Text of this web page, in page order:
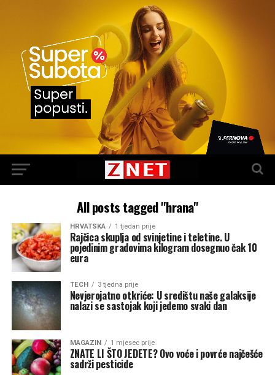
All posts tagged "hrana"
HRVATSKA 1 tjedan prije
Rajčica skuplja od svinjetine i teletine. U
pojedinim gradovima kilogram dosegnuo čak 10
eura
TECH 3 tjedna prije
Nevjerojatno otkriće: U središtu naše galaksije
nalazi se sastojak koji jedemo svaki dan
MAGAZIN 1 mjesec prije
ZNATE LI ŠTO JEDETE? Ovo voće i povrće najčešće
sadrži pesticide